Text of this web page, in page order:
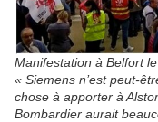
Manifestation à Belfort
« Siemens n’est peut-
chose à apporter à
Bombardier aurait